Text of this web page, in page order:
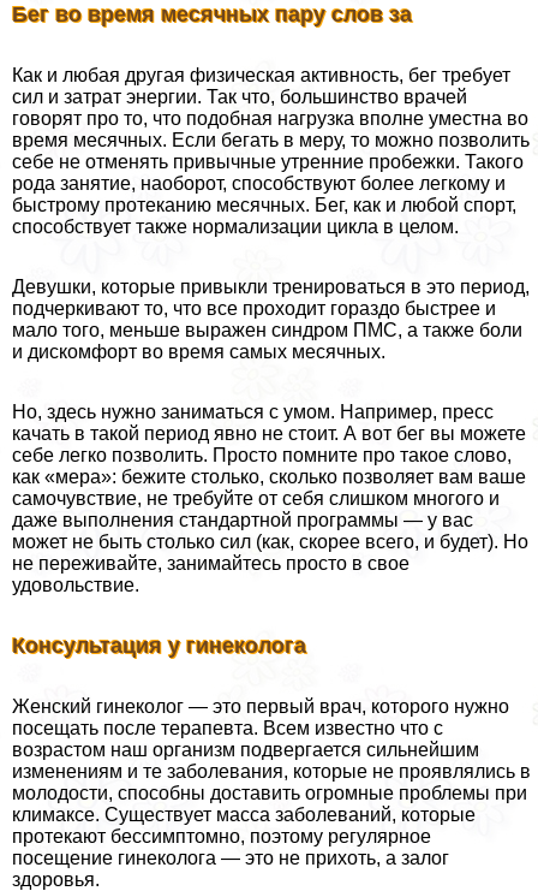
Бег во время мecячных пару слов за
Как и любая другая физическая активность, бег требует
сил и затрат энергии. Так что, большинство врачей
говорят про то, что подобная нагрузка вполне уместна во
время мecячных. Если бегать в меру, то можно позволить
себе не отменять привычные утренние пробежки. Такого
рода занятие, наоборот, способствуют более легкому и
быстрому протеканию мecячных. Бег, как и любой спорт,
способствует также нормализации цикла в целом.
Девушки, которые привыкли тренироваться в это период,
подчеркивают то, что все проходит гораздо быстрее и
мало того, меньше выражен синдром ПМС, а также боли
и дискомфорт во время самых мecячных.
Но, здесь нужно заниматься с умом. Например, пресс
качать в такой период явно не стоит. А вот бег вы можете
себе легко позволить. Просто помните про такое слово,
как «мера»: бежите столько, сколько позволяет вам ваше
самочувствие, не требуйте от себя слишком многого и
даже выполнения стандартной программы — у вас
может не быть столько сил (как, скорее всего, и будет). Но
не переживайте, занимайтесь просто в свое
удовольствие.
Консультация у гинеколога
Женский гинеколог — это первый врач, которого нужно
посещать после терапевта. Всем известно что с
возрастом наш организм подвергается сильнейшим
изменениям и те заболевания, которые не проявлялись в
молодости, способны доставить огромные проблемы при
климaкcе. Существует масса заболеваний, которые
протекают бессимптомно, поэтому регулярное
посещение гинеколога — это не прихоть, а залог
здоровья.